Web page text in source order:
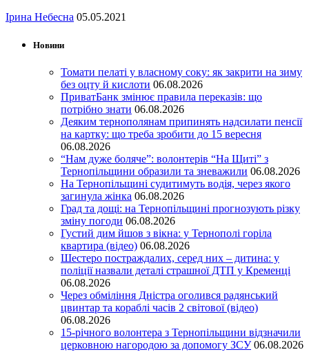
Ірина Небесна 05.05.2021
Новини
Томати пелаті у власному соку: як закрити на зиму
без оцту й кислоти 06.08.2026
ПриватБанк змінює правила переказів: що
потрібно знати 06.08.2026
Деяким тернополянам припинять надсилати пенсії
на картку: що треба зробити до 15 вересня
06.08.2026
“Нам дуже боляче”: волонтерів “На Щиті” з
Тернопільщини образили та зневажили 06.08.2026
На Тернопільщині судитимуть водія, через якого
загинула жінка 06.08.2026
Град та дощі: на Тернопільщині прогнозують різку
зміну погоди 06.08.2026
Густий дим йшов з вікна: у Тернополі горіла
квартира (відео) 06.08.2026
Шестеро постраждалих, серед них – дитина: у
поліції назвали деталі страшної ДТП у Кременці
06.08.2026
Через обміління Дністра оголився радянський
цвинтар та кораблі часів 2 світової (відео)
06.08.2026
15-річного волонтера з Тернопільщини відзначили
церковною нагородою за допомогу ЗСУ 06.08.2026